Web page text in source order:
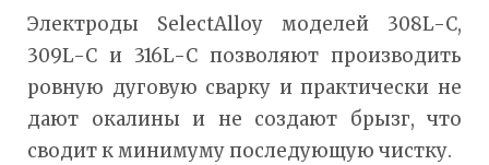
Электроды SelectAlloy моделей 308L-C,
309L-C и 316L-C позволяют производить
ровную дуговую сварку и практически не
дают окалины и не создают брызг, что
сводит к минимуму последующую чистку.